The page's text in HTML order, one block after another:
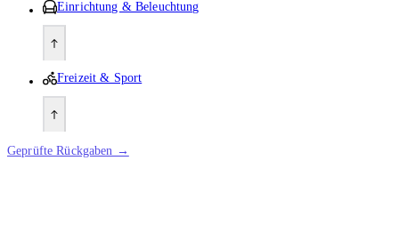
Einrichtung & Beleuchtung
Freizeit & Sport
Geprüfte Rückgaben →